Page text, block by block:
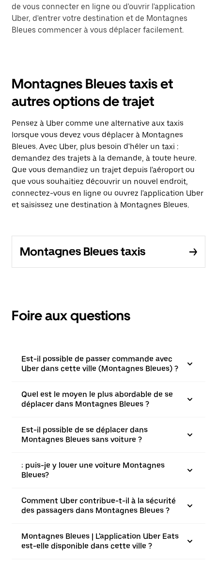
de vous connecter en ligne ou d'ouvrir l'application
Uber, d'entrer votre destination et de Montagnes
Bleues commencer à vous déplacer facilement.
Montagnes Bleues taxis et
autres options de trajet
Pensez à Uber comme une alternative aux taxis
lorsque vous devez vous déplacer à Montagnes
Bleues. Avec Uber, plus besoin d'héler un taxi :
demandez des trajets à la demande, à toute heure.
Que vous demandiez un trajet depuis l'aéroport ou
que vous souhaitiez découvrir un nouvel endroit,
connectez-vous en ligne ou ouvrez l'application Uber
et saisissez une destination à Montagnes Bleues.
Montagnes Bleues taxis
Foire aux questions
Est-il possible de passer commande avec
Uber dans cette ville (Montagnes Bleues) ?
Quel est le moyen le plus abordable de se
déplacer dans Montagnes Bleues ?
Est-il possible de se déplacer dans
Montagnes Bleues sans voiture ?
: puis-je y louer une voiture Montagnes
Bleues?
Comment Uber contribue-t-il à la sécurité
des passagers dans Montagnes Bleues ?
Montagnes Bleues | L'application Uber Eats
est-elle disponible dans cette ville ?